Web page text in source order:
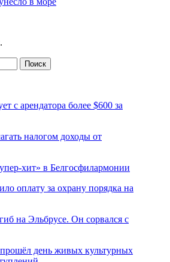
с арендатора более $600 за
налогом доходы от
хит» в Белгосфилармонии
оплату за охрану порядка на
на Эльбрусе. Он сорвался с
день живых культурных